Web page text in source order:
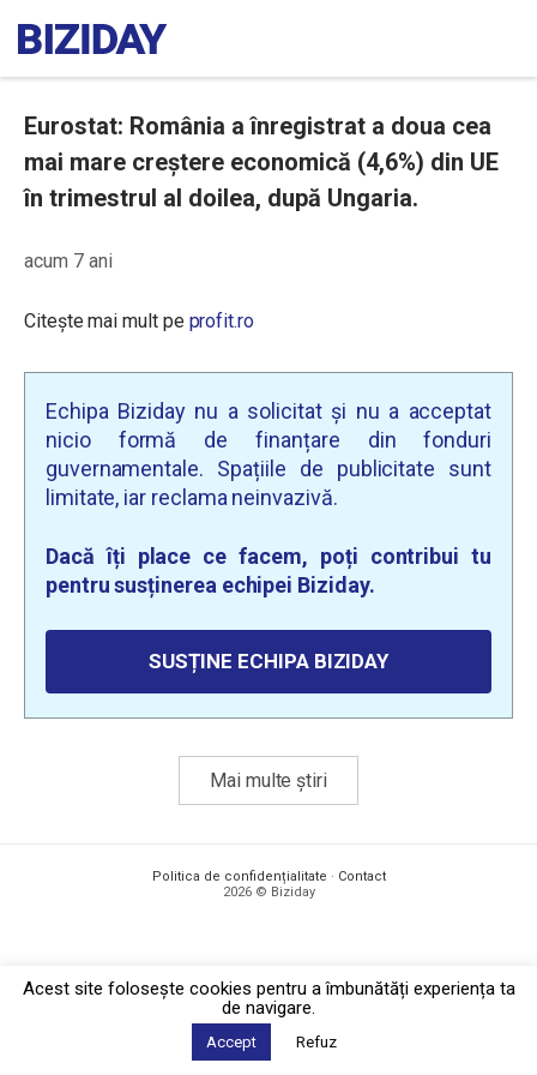
Eurostat: România a înregistrat a doua cea
mai mare creștere economică (4,6%) din UE
în trimestrul al doilea, după Ungaria.
acum 7 ani
Citește mai mult pe profit.ro
Echipa Biziday nu a solicitat și nu a acceptat
nicio formă de finanțare din fonduri
guvernamentale. Spațiile de publicitate sunt
limitate, iar reclama neinvazivă.
Dacă îți place ce facem, poți contribui tu
pentru susținerea echipei Biziday.
SUSȚINE ECHIPA BIZIDAY
Mai multe știri
Politica de confidențialitate · Contact
2026 © Biziday
Acest site foloseşte cookies pentru a îmbunătăți experiența ta
de navigare.
Accept Refuz